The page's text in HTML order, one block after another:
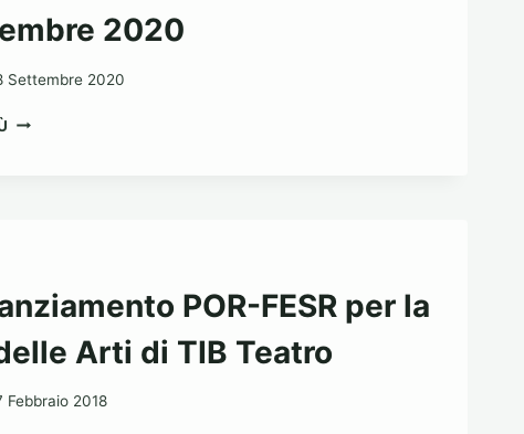
2020
Settembre 2020
4
POR-FESR per la
Arti di TIB Teatro
Febbraio 2018